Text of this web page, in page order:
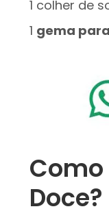
1 colher de
1 gema
Como
Doce?